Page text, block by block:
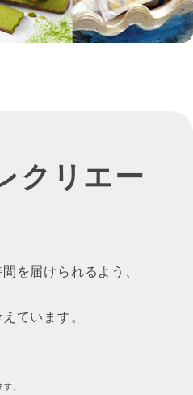
クリエー
を届けられるよう、
ています。
。